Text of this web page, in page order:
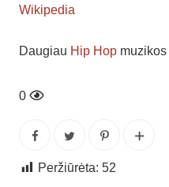
Wikipedia
Daugiau Hip Hop muzikos
1
Peržiūrėta: 52